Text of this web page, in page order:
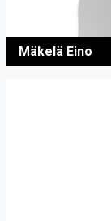
Mäkelä Eino